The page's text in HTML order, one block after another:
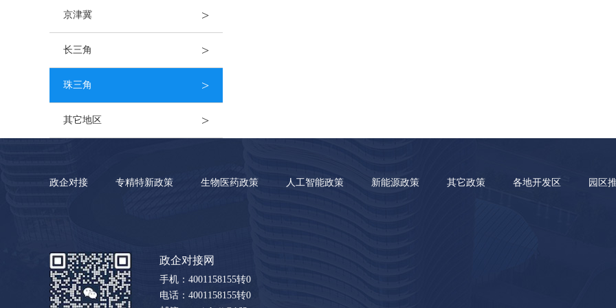
京津冀 >
长三角 >
珠三角 >
其它地区 >
政企对接 专精特新政策 生物医药政策 人工智能政策 新能源政策 其它政策 各地开发区 园区
政企对接网
手机：4001158155转0
电话：4001158155转0